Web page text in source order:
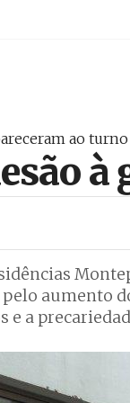
ao
aumento
e a